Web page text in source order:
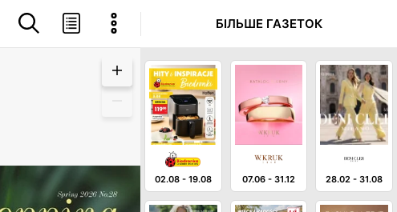
БІЛЬШЕ ГАЗЕТОК
02.08 - 19.08 07.06 - 31.12 28.02-31.08